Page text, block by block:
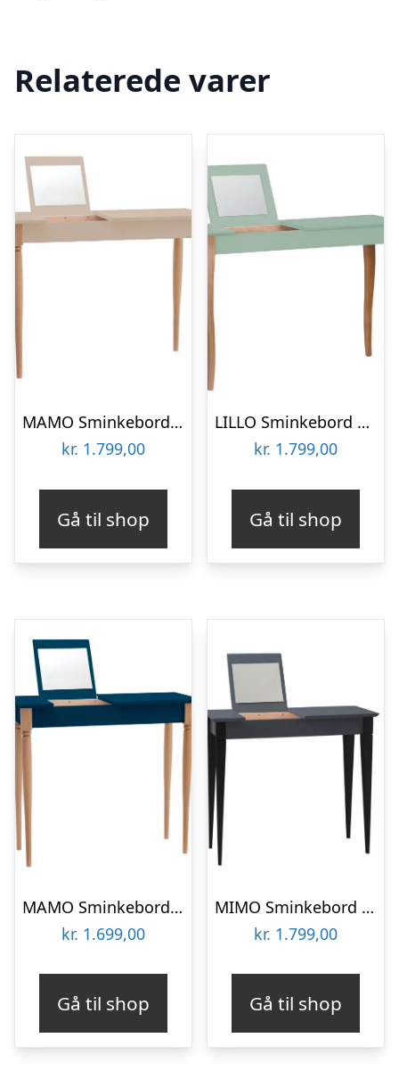
Relaterede varer
MAMO Sminkebord med spejl 105x35cm Brun Beige
kr. 1.799,00
Gå til shop
LILLO Sminkebord med spejl 105x35cm Salviegrøn
kr. 1.799,00
Gå til shop
MAMO Sminkebord med spejl – 65x35cm Petrol Blå
kr. 1.699,00
Gå til shop
MIMO Sminkebord med spejl – 85×35 cm sorte ben / grafit
kr. 1.799,00
Gå til shop